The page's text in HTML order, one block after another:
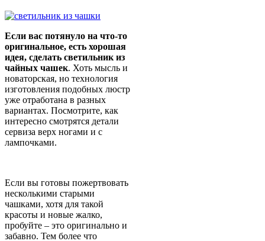
Если вас потянуло на что-то
оригинальное, есть хорошая
идея, сделать светильник из
чайных чашек. Хоть мысль и
новаторская, но технология
изготовления подобных люстр
уже отработана в разных
вариантах. Посмотрите, как
интересно смотрятся детали
сервиза верх ногами и с
лампочками.
Если вы готовы пожертвовать
несколькими старыми
чашками, хотя для такой
красоты и новые жалко,
пробуйте – это оригинально и
забавно. Тем более что